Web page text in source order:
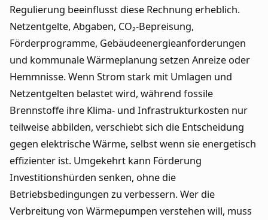
Regulierung beeinflusst diese Rechnung erheblich.
Netzentgelte, Abgaben, CO₂-Bepreisung,
Förderprogramme, Gebäudeenergieanforderungen
und kommunale Wärmeplanung setzen Anreize oder
Hemmnisse. Wenn Strom stark mit Umlagen und
Netzentgelten belastet wird, während fossile
Brennstoffe ihre Klima- und Infrastrukturkosten nur
teilweise abbilden, verschiebt sich die Entscheidung
gegen elektrische Wärme, selbst wenn sie energetisch
effizienter ist. Umgekehrt kann Förderung
Investitionshürden senken, ohne die
Betriebsbedingungen zu verbessern. Wer die
Verbreitung von Wärmepumpen verstehen will, muss